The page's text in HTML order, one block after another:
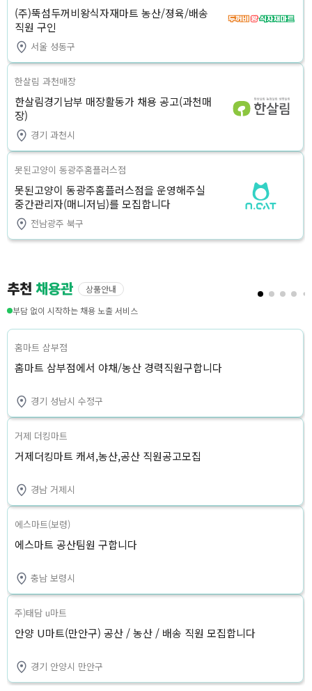
(주)뚝섬두꺼비왕식자재마트 농산/졍육/배송
직원 구인
서울 성동구
한살림 과천매장
한살림경기남부 매장활동가 채용 공고(과천매
장)
경기 과천시
못된고양이 동광주홈플러스점
못된고양이 동광주홈플러스점을 운영해주실
중간관리자(매니저님)를 모집합니다
전남광주 북구
추천 채용관
상품안내
부담 없이 시작하는 채용 노출 서비스
홈마트 삼부점
홈마트 삼부점에서 야채/농산 경력직원구합니다
경기 성남시 수정구
거제 더킹마트
거제더킹마트 캐셔,농산,공산 직원공고모집
경남 거제시
에스마트(보령)
에스마트 공산팀원 구합니다
충남 보령시
주)태담 u마트
안양 U마트(만안구) 공산 / 농산 / 배송 직원 모집합니다
경기 안양시 만안구